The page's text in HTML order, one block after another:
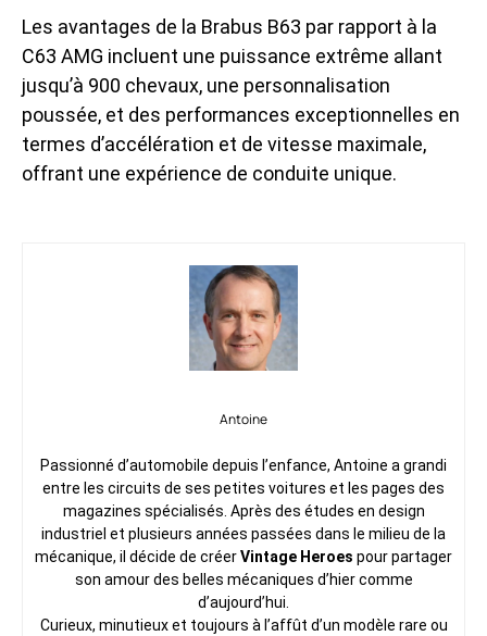
Les avantages de la Brabus B63 par rapport à la
C63 AMG incluent une puissance extrême allant
jusqu’à 900 chevaux, une personnalisation
poussée, et des performances exceptionnelles en
termes d’accélération et de vitesse maximale,
offrant une expérience de conduite unique.
Antoine
Passionné d’automobile depuis l’enfance, Antoine a grandi
entre les circuits de ses petites voitures et les pages des
magazines spécialisés. Après des études en design
industriel et plusieurs années passées dans le milieu de la
mécanique, il décide de créerVintage Heroes pour partager
son amour des belles mécaniques d’hier comme
d’aujourd’hui.
Curieux, minutieux et toujours à l’affût d’un modèle rare ou